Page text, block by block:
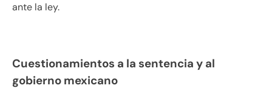
ante la ley.
Cuestionamientos a la sentencia y al
gobierno mexicano